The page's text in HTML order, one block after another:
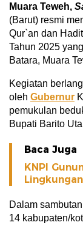
Muara Teweh,
(Barut) resmi
Qur`an dan
Tahun 2025
Batara, Muara
Kegiatan
oleh Gubernur
pemukulan
Bupati Barito
Baca Juga
KNPI
Dalam
14 kabupaten/